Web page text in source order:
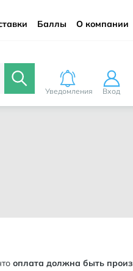
Баллы О компании
Уведомления Вход
оплата должна быть